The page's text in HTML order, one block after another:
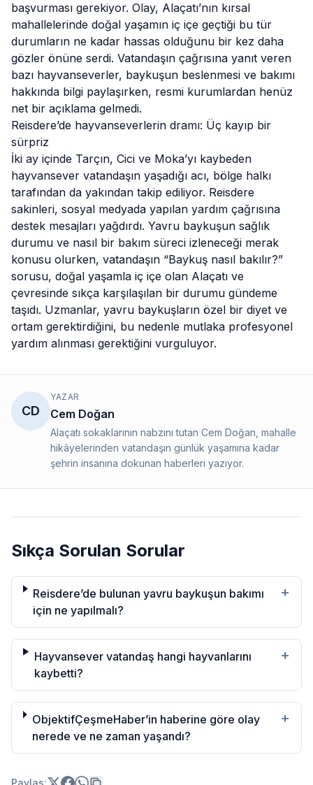
başvurması gerekiyor. Olay, Alaçatı’nın kırsal
mahallelerinde doğal yaşamın iç içe geçtiği bu tür
durumların ne kadar hassas olduğunu bir kez daha
gözler önüne serdi. Vatandaşın çağrısına yanıt veren
bazı hayvanseverler, baykuşun beslenmesi ve bakımı
hakkında bilgi paylaşırken, resmi kurumlardan henüz
net bir açıklama gelmedi.
Reisdere’de hayvanseverlerin dramı: Üç kayıp bir
sürpriz
İki ay içinde Tarçın, Cici ve Moka’yı kaybeden
hayvansever vatandaşın yaşadığı acı, bölge halkı
tarafından da yakından takip ediliyor. Reisdere
sakinleri, sosyal medyada yapılan yardım çağrısına
destek mesajları yağdırdı. Yavru baykuşun sağlık
durumu ve nasıl bir bakım süreci izleneceği merak
konusu olurken, vatandaşın “Baykuş nasıl bakılır?”
sorusu, doğal yaşamla iç içe olan Alaçatı ve
çevresinde sıkça karşılaşılan bir durumu gündeme
taşıdı. Uzmanlar, yavru baykuşların özel bir diyet ve
ortam gerektirdiğini, bu nedenle mutlaka profesyonel
yardım alınması gerektiğini vurguluyor.
CD
YAZAR
Cem Doğan
Alaçatı sokaklarının nabzını tutan Cem Doğan, mahalle
hikâyelerinden vatandaşın günlük yaşamına kadar
şehrin insanına dokunan haberleri yazıyor.
Sıkça Sorulan Sorular
Reisdere’de bulunan yavru baykuşun bakımı
için ne yapılmalı?
+
Hayvansever vatandaş hangi hayvanlarını
kaybetti?
+
ObjektifÇeşmeHaber’in haberine göre olay
nerede ve ne zaman yaşandı?
+
Paylas: